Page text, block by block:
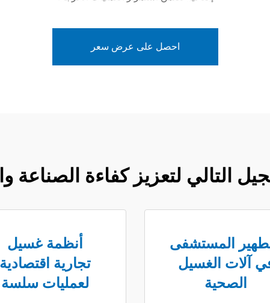
احصل على عرض سعر
التالي لتعزيز كفاءة الصناعة
المستشفى
آلات الغسيل
الصحية
أنظمة غسيل
تجارية اقتصادية
لعمليات سلسة